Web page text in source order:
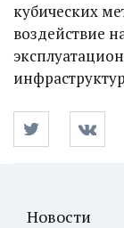
кубических
воздействие
Новости